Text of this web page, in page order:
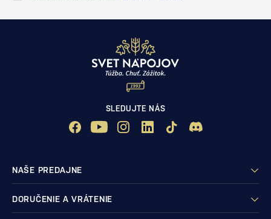
SLEDUJTE NÁS
NAŠE PREDAJNE
DORUČENIE A VRÁTENIE